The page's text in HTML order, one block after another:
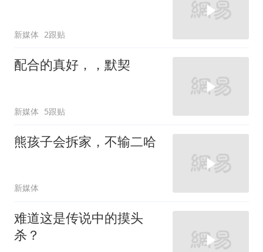
新媒体 2跟贴
配合的真好，，默契
新媒体 5跟贴
熊孩子会拆家，不输二哈
新媒体
难道这是传说中的摸头
杀？